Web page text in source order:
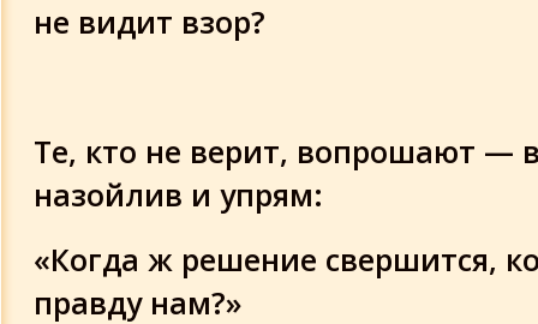
не видит взор?
Те, кто не верит, вопрошают —
назойлив и упрям:
«Когда ж решение свершится,
правду нам?»